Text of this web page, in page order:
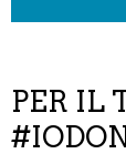
PER IL